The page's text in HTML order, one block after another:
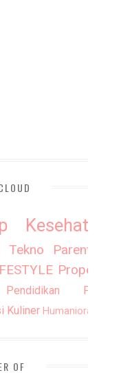
Kesehatan
Tekno
Parenting
Property
Pendidikan
Puisi
Kuliner Humaniora
OF